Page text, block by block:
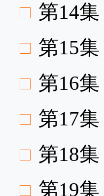
第14集
第15集
第16集
第17集
第18集
第19集